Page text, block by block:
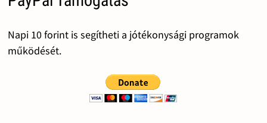
Napi 10 forint is segítheti a jótékonysági programok
működését.